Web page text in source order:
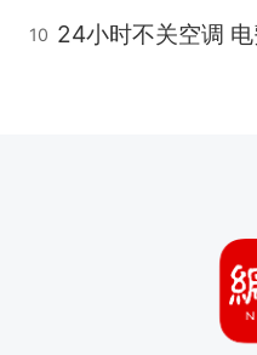
10 24小时不关空调